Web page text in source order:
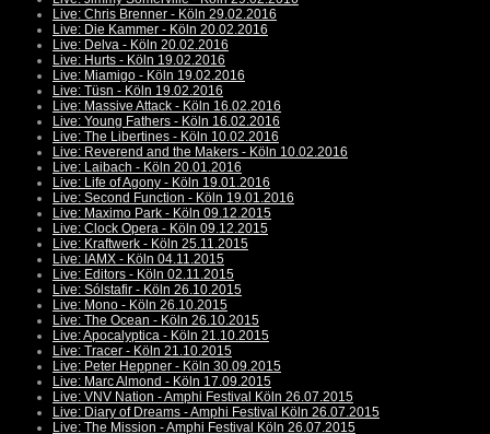
Live: Chris Brenner - Köln 29.02.2016
Live: Die Kammer - Köln 20.02.2016
Live: Delva - Köln 20.02.2016
Live: Hurts - Köln 19.02.2016
Live: Miamigo - Köln 19.02.2016
Live: Tüsn - Köln 19.02.2016
Live: Massive Attack - Köln 16.02.2016
Live: Young Fathers - Köln 16.02.2016
Live: The Libertines - Köln 10.02.2016
Live: Reverend and the Makers - Köln 10.02.2016
Live: Laibach - Köln 20.01.2016
Live: Life of Agony - Köln 19.01.2016
Live: Second Function - Köln 19.01.2016
Live: Maximo Park - Köln 09.12.2015
Live: Clock Opera - Köln 09.12.2015
Live: Kraftwerk - Köln 25.11.2015
Live: IAMX - Köln 04.11.2015
Live: Editors - Köln 02.11.2015
Live: Sólstafir - Köln 26.10.2015
Live: Mono - Köln 26.10.2015
Live: The Ocean - Köln 26.10.2015
Live: Apocalyptica - Köln 21.10.2015
Live: Tracer - Köln 21.10.2015
Live: Peter Heppner - Köln 30.09.2015
Live: Marc Almond - Köln 17.09.2015
Live: VNV Nation - Amphi Festival Köln 26.07.2015
Live: Diary of Dreams - Amphi Festival Köln 26.07.2015
Live: The Mission - Amphi Festival Köln 26.07.2015